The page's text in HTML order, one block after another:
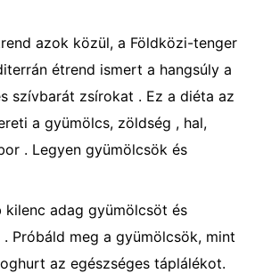
azok közül, a Földközi-tenger
étrend ismert a hangsúly a
szívbarát zsírokat . Ez a diéta az
a gyümölcs, zöldség , hal,
. Legyen gyümölcsök és
kilenc adag gyümölcsöt és
Próbáld meg a gyümölcsök, mint
az egészséges táplálékot.